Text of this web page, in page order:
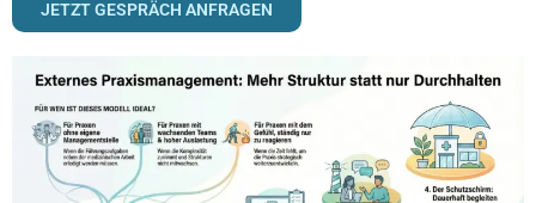
JETZT GESPRÄCH ANFRAGEN